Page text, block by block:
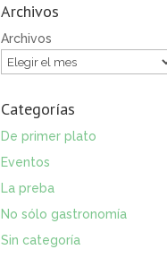
Archivos
Archivos
Categorías
De primer plato
Eventos
La preba
No sólo gastronomía
Sin categoría